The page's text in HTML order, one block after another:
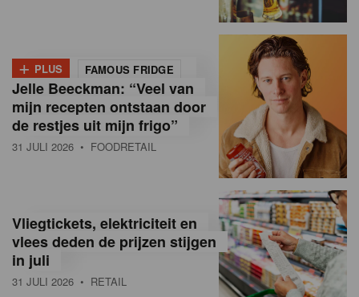
n
B
e
g
ë
+ PLUS FAMOUS FRIDGE
Jelle Beeckman: “Veel van
mijn recepten ontstaan door
de restjes uit mijn frigo”
31 JULI 2026 • FOODRETAIL
Vliegtickets, elektriciteit en
vlees deden de prijzen stijgen
in juli
31 JULI 2026 • RETAIL